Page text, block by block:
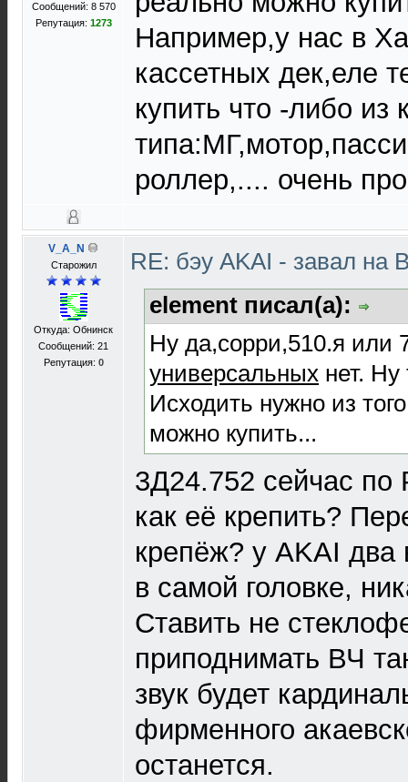
Сообщений: 8 570
Репутация: 1273
Например,у нас в
кассетных дек,еле
купить что -либо
роллер,.... очень
V_A_N
Старожил
Откуда: Обнинск
Сообщений: 21
Репутация: 0
RE: бэу AKAI - завал на
element писал(а):
Ну да,сорри,510.я или
универсальных нет. Ну
Исходить нужно из
можно купить...
3Д24.752 сейчас по
как её крепить?
крепёж? у AKAI два
в самой головке,
Ставить не
приподнимать ВЧ
звук будет
фирменного
останется.